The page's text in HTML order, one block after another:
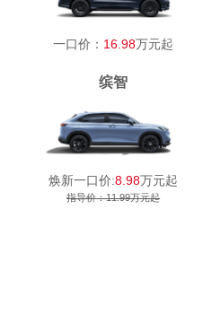
一口价： 16.98万元起
缤智
焕新一口价:8.98万元起
指导价：11.99万元起